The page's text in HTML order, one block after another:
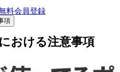
料会員登録
項
おける注意事項